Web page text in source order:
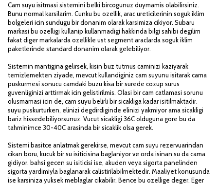
Cam suyu isitmasi sistemini belki bircogunuz duymamis olabilirsiniz.
Bunu normal karsilarim. Cunku bu ozellik, arac ureticilerinin soguk iklim
bolgeleri icin sundugu bir donanim olarak karsimiza cikiyor. Subaru
markasi bu ozelligi kullanip kullanmadigi hakkinda bilgi sahibi degilim
fakat diger markalarda ozellikle ust segment araclarda soguk iklim
paketlerinde standard donanim olarak gelebiliyor.
Sistemin mantigina gelirsek, kisin buz tutmus caminizi kaziyarak
temizlemekten ziyade, mevcut kullandiginiz cam suyunu isitarak cama
puskurmesi sonucu camdaki buzu kisa bir surede cozup surus
guvenliginizi arttirmak icin gelistirilmis. Olasi bir cam catlamasi sorunu
olusmamasi icin de, cam suyu belirli bir sicakliga kadar isitilmaktadir.
suyu puskurturken, elinizi degdirdiginde elinizi yakmiyor ama sicakligi
bariz hissedebiliyorsunuz. Vucut sicakligi 36C olduguna gore bu da
tahminimce 30-40C arasinda bir sicaklik olsa gerek.
Sistemi basitce anlatmak gerekirse, mevcut cam suyu rezervuarindan
cikan boru, kucuk bir su isiticisina baglaniyor ve orda isinan su da cama
gidiyor. bahsi gecen su isiticisi ise, akuden veya sigorta panelinden
sigorta yardimiyla baglanarak calistirilabilmektedir. Maaliyet konusunda
ise karsiniza yuksek meblaglar cikabilir. Bence bu ozellige deger. Eger